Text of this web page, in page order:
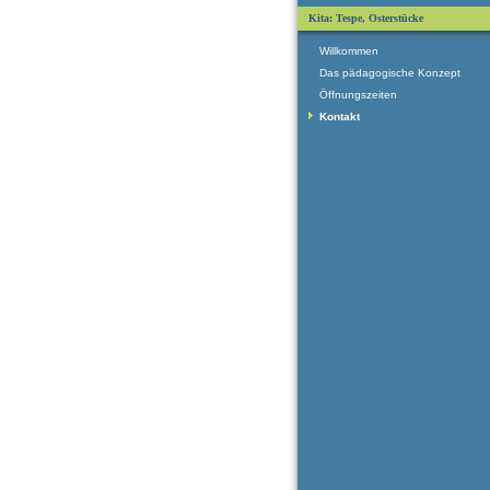
Kita: Tespe, Osterstücke
Willkommen
Das pädagogische Konzept
Öffnungszeiten
Kontakt